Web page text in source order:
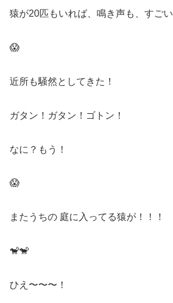
猿が20匹もいれば、鳴き声も、すごい
😱
近所も騒然としてきた！
ガタン！ガタン！ゴトン！
なに？もう！
😱
またうちの 庭に入ってる猿が！！！
🐒🐒
ひえ〜〜〜！